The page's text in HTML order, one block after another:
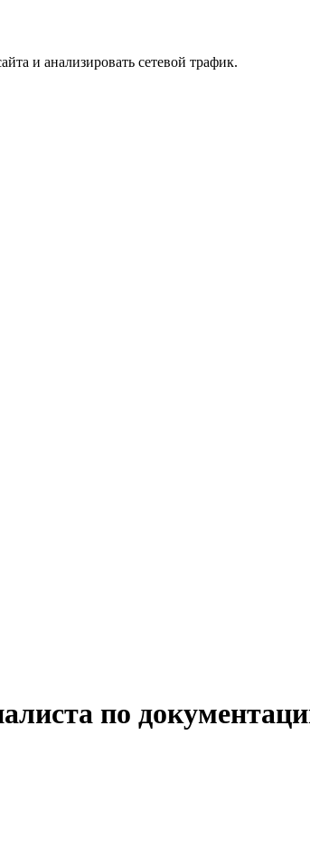
и анализировать сетевой трафик.
по